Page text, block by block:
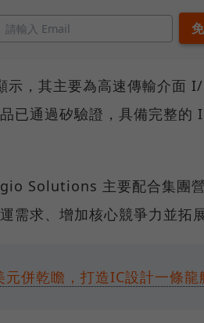
，其主要為高速傳輸介面 I/
已通過矽驗證，具備完整的
Solutions 主要配合集團
需求、增加核心競爭力並拓
元併乾瞻，打造IC設計一條